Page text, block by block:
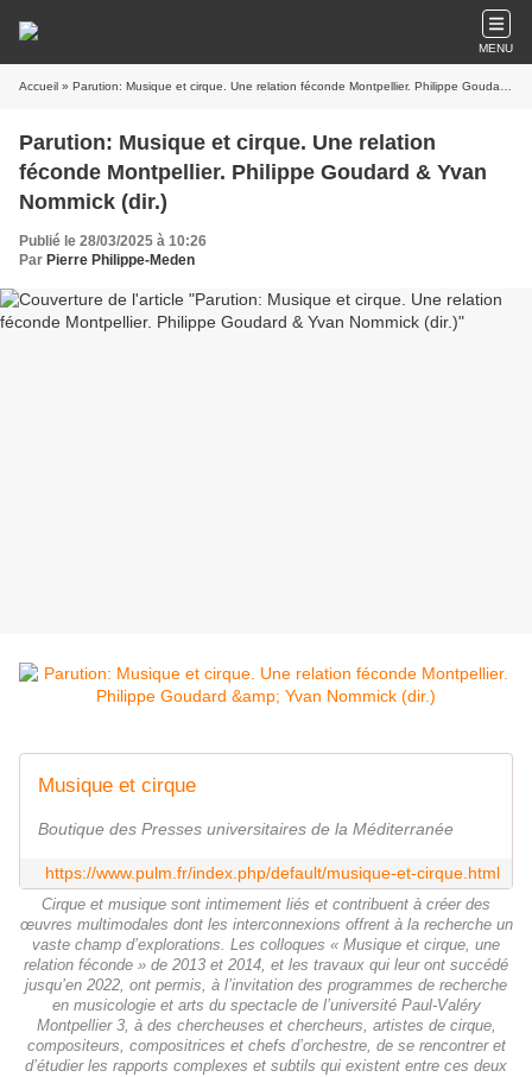
MENU
Accueil » Parution: Musique et cirque. Une relation féconde Montpellier. Philippe Goudard & Yvan Nommick (dir.)
Parution: Musique et cirque. Une relation
féconde Montpellier. Philippe Goudard & Yvan
Nommick (dir.)
Publié le 28/03/2025 à 10:26
Par Pierre Philippe-Meden
Musique et cirque
Boutique des Presses universitaires de la Méditerranée
https://www.pulm.fr/index.php/default/musique-et-cirque.html
Cirque et musique sont intimement liés et contribuent à créer des
œuvres multimodales dont les interconnexions offrent à la recherche un
vaste champ d’explorations. Les colloques « Musique et cirque, une
relation féconde » de 2013 et 2014, et les travaux qui leur ont succédé
jusqu’en 2022, ont permis, à l’invitation des programmes de recherche
en musicologie et arts du spectacle de l’université Paul-Valéry
Montpellier 3, à des chercheuses et chercheurs, artistes de cirque,
compositeurs, compositrices et chefs d’orchestre, de se rencontrer et
d’étudier les rapports complexes et subtils qui existent entre ces deux